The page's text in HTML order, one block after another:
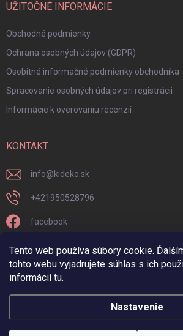
Tento web používa súbory cookie.
tohto webu vyjadrujete súhlas s ich
informáciítu.
Nastavenie
UŽITOČNÉ INFORMÁCIE
Obchodné podmienky
Ochrana osobných údajov (GDPR)
Osobitné informačné podmienky obchodníka
Spracovanie osobných údajov pri registrácii
Informácie k overovaniu recenzií
KONTAKT
info@kideko.sk
+421950528796
facebook
kideko.sk/